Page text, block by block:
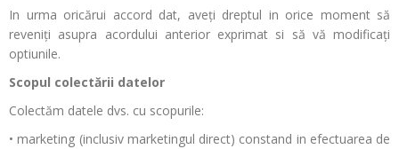
In urma oricărui accord dat, aveți dreptul in orice moment să
reveniți asupra acordului anterior exprimat si să vă modificați
optiunile.
Scopul colectării datelor
Colectăm datele dvs. cu scopurile:
• marketing (inclusiv marketingul direct) constand in efectuarea de